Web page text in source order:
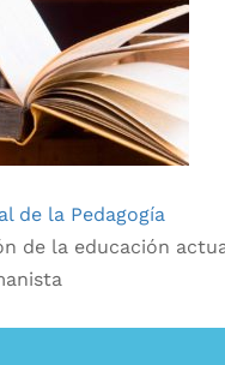
de la Pedagogía
de la educación